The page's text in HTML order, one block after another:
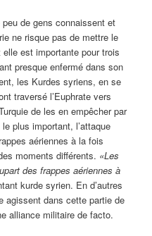
peu de gens connaissent et
ne risque pas de mettre le
est importante pour trois
presque enfermé dans son
les Kurdes syriens, en se
traversé l’Euphrate vers
de les en empêcher par
plus important, l’attaque
aériennes à la fois
moments différents. «Les
des frappes aériennes à
kurde syrien. En d’autres
agissent dans cette partie de
alliance militaire de facto.